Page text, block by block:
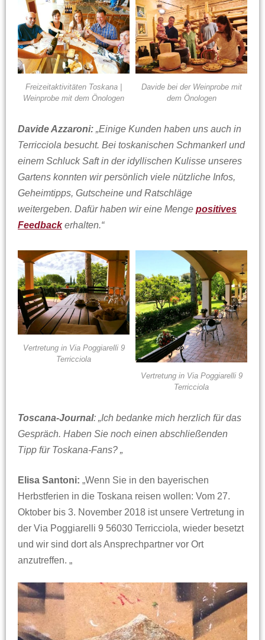
Freizeitaktivitäten Toskana |
Weinprobe mit dem Önologen
Davide bei der Weinprobe mit
dem Önologen
Davide Azzaroni: „Einige Kunden haben uns auch in
Terricciola besucht. Bei toskanischen Schmankerl und
einem Schluck Saft in der idyllischen Kulisse unseres
Gartens konnten wir persönlich viele nützliche Infos,
Geheimtipps, Gutscheine und Ratschläge
weitergeben. Dafür haben wir eine Menge positives
Feedbackerhalten.“
Vertretung in Via Poggiarelli 9
Terricciola
Vertretung in Via Poggiarelli 9
Terricciola
Toscana-Journal: „Ich bedanke mich herzlich für das
Gespräch. Haben Sie noch einen abschließenden
Tipp für Toskana-Fans? „
Elisa Santoni: „Wenn Sie in den bayerischen
Herbstferien in die Toskana reisen wollen: Vom 27.
Oktober bis 3. November 2018 ist unsere Vertretung in
der Via Poggiarelli 9 56030 Terricciola, wieder besetzt
und wir sind dort als Ansprechpartner vor Ort
anzutreffen. „